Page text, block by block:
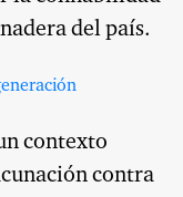
del país.
contexto
contra